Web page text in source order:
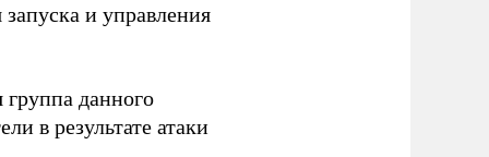
и управления
данного
в результате атаки